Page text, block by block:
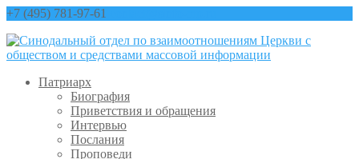
+7 (495) 781-97-61
Патриарх
Биография
Приветствия и обращения
Интервью
Послания
Проповеди